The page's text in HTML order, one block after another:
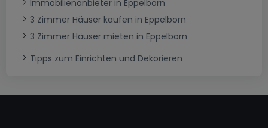
Immobilienanbieter in Eppelborn
3 Zimmer Häuser kaufen in Eppelborn
3 Zimmer Häuser mieten in Eppelborn
Tipps zum Einrichten und Dekorieren